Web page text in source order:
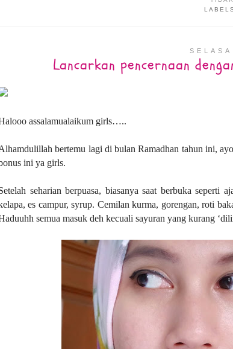
Lancarkan pencernaan
assalamualaikum girls…..
bertemu lagi di bulan Ramadhan tahun ini,
ini ya girls.
seharian berpuasa, biasanya saat berbuka seperti
es campur, syrup. Cemilan kurma, gorengan, roti
semua masuk deh kecuali sayuran yang kurang